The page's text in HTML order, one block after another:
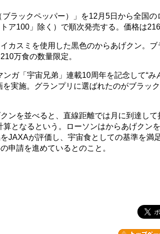
ラックペッパー）」を12月5日から全国の
ア100」除く）で順次発売する。価格は216
カスミを使用した黒色のからあげクン。ブ
万食の数量限定。
ガ「宇宙兄弟」連載10周年を記念して“み
実施。グランプリに選ばれたのがブラッ
ンを並べると、直線距離では月に到達して
となるという。ローソンはからあげクン
JAXAが評価し、宇宙食としての基準を満
申請を進めているとのこと。